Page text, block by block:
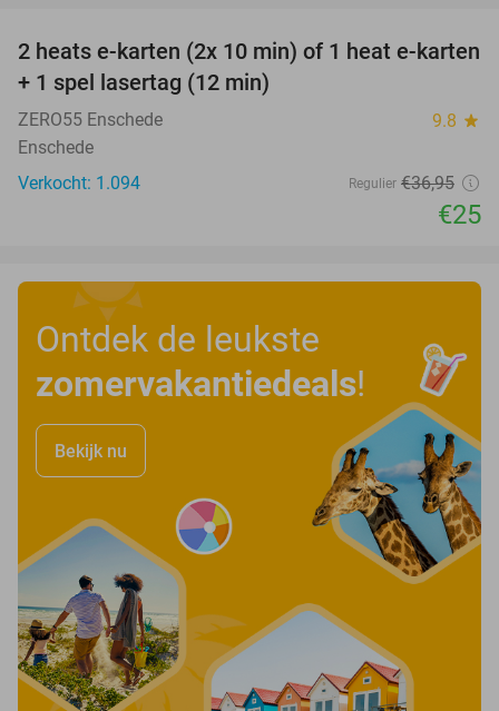
32%
2 heats e-karten (2x 10 min) of 1 heat e-karten
+ 1 spel lasertag (12 min)
ZERO55 Enschede 9.8 star
Enschede
Verkocht: 1.094
Regulier €36,95
€25
Ontdek de leukste
zomervakantiedeals!
Bekijk nu